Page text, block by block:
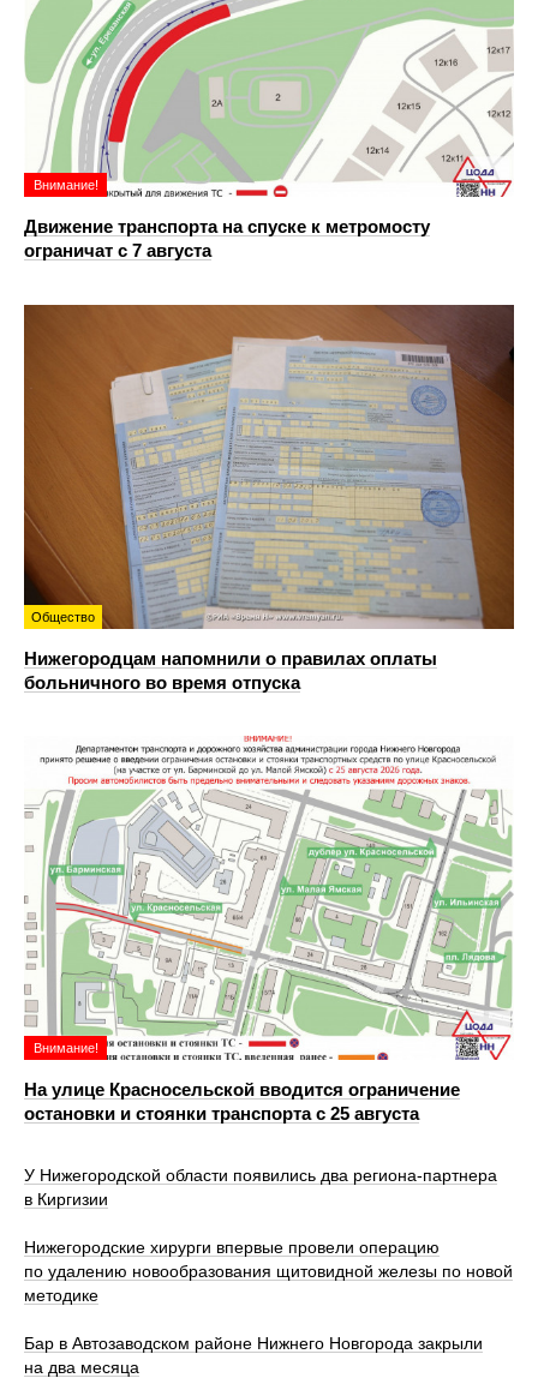
Внимание!
Движение транспорта на спуске к метромосту
ограничат с 7 августа
Общество
Нижегородцам напомнили о правилах оплаты
больничного во время отпуска
Внимание!
На улице Красносельской вводится ограничение
остановки и стоянки транспорта с 25 августа
У Нижегородской области появились два региона-партнера
в Киргизии
Нижегородские хирурги впервые провели операцию
по удалению новообразования щитовидной железы по новой
методике
Бар в Автозаводском районе Нижнего Новгорода закрыли
на два месяца